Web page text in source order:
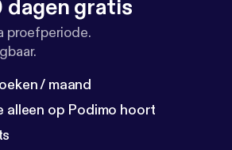
dagen gratis
proefperiode.
/ maand
alleen op Podimo hoort